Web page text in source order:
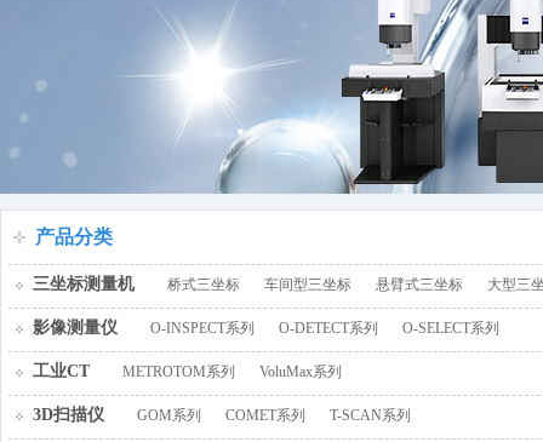
百叶窗图片
产品分类
三坐标测量机 桥式三坐标 车间型三坐标 悬臂式三坐标 大型三
影像测量仪 O-INSPECT系列 O-DETECT系列 O-SELECT系列
工业CT METROTOM系列 VoluMax系列
3D扫描仪 GOM系列 COMET系列 T-SCAN系列